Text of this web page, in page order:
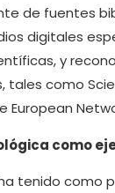
de fuentes
digitales
y
tales como
European
como
tenido como